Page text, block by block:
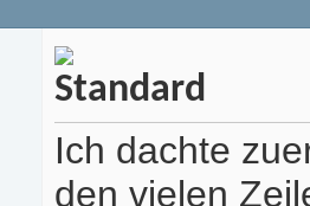
Ich dachte
den vielen